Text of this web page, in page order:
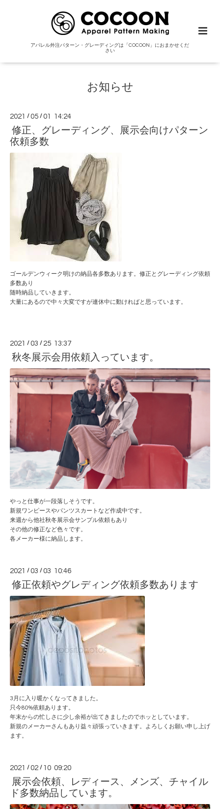
アパレル外注パターン・グレーディングは「COCOON」におまかせくだ
さい
お知らせ
2021 /05 /01 14:24
修正、グレーディング、展示会向けパターン
依頼多数
ゴールデンウィーク明けの納品各多数あります。修正とグレーディング依頼
多数あり
随時納品していきます。
大量にあるので中々大変ですが連休中に動ければと思っています。
2021 /03 / 25 13:37
秋冬展示会用依頼入っています。
やっと仕事が一段落しそうです。
新規ワンピースやパンツスカートなど作成中です。
来週から他社秋冬展示会サンプル依頼もあり
その他の修正など色々です。
各メーカー様に納品します。
2021 /03 /03 10:46
修正依頼やグレディング依頼多数あります
3月に入り暖かくなってきました。
只今80%依頼あります。
年末からの忙しさに少し余裕が出てきましたのでホッとしています。
新規のメーカーさんもあり益々頑張っていきます。よろしくお願い申し上げ
ます。
2021 /02 / 10 09:20
展示会依頼、レディース、メンズ、チャイル
ド多数納品しています。